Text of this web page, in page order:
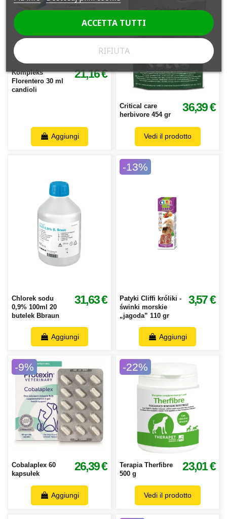
Kompleks
Florentero 30 ml
candioli
21,16 €
Aggiungi
Critical care
herbivore 454 gr
36,39 €
Vedi il prodotto
Chlorek sodu
0,9% 100ml 20
butelek Bbraun
31,63 €
Aggiungi
-13%
Patyki Cliffi króliki -
świnki morskie
„jagoda” 110 gr
3,57 €
Aggiungi
-9%
Cobalaplex 60
kapsułek
26,39 €
Aggiungi
-22%
Terapia Therfibre
500 g
23,01 €
Vedi il prodotto
RIFIUTA
ACCETTA TUTTI